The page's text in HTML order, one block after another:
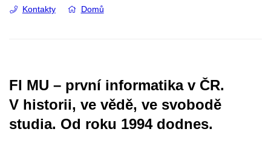
Kontakty Domů
FI MU – první informatika v ČR.
V historii, ve vědě, ve svobodě
studia. Od roku 1994 dodnes.